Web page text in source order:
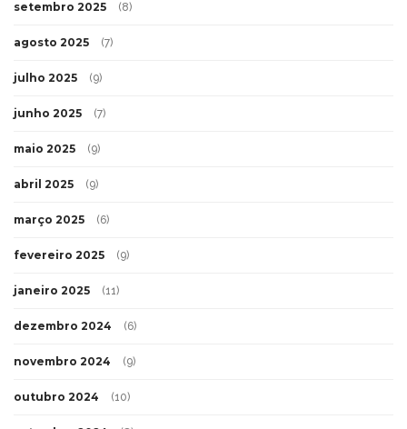
setembro 2025 (8)
agosto 2025 (7)
julho 2025 (9)
junho 2025 (7)
maio 2025 (9)
abril 2025 (9)
março 2025 (6)
fevereiro 2025 (9)
janeiro 2025 (11)
dezembro 2024 (6)
novembro 2024 (9)
outubro 2024 (10)